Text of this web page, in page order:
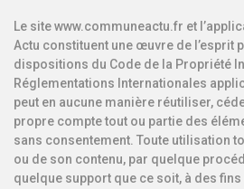
Le site www.communeactu.fr et
Actu constituent une œuvre de l’esprit
dispositions du Code de la Propriété
Réglementations Internationales
peut en aucune manière réutiliser,
propre compte tout ou partie des
sans consentement. Toute utilisation
ou de son contenu, par quelque
quelque support que ce soit, à des